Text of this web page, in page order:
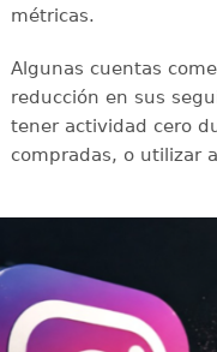
métricas.
Algunas cuentas
reducción en sus
tener actividad cero
compradas, o utilizar